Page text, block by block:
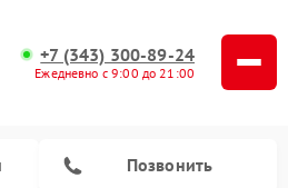
+7 (343) 300-89-24
Ежедневно с 9:00 до 21:00
Позвонить